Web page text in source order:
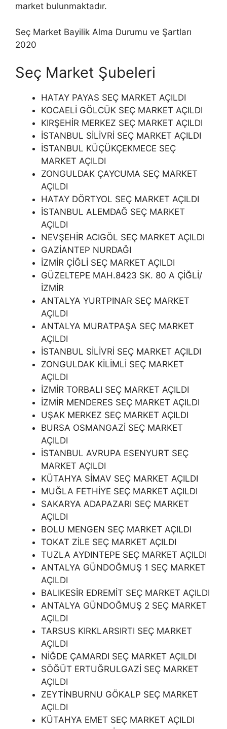
market bulunmaktadır.
Seç Market Bayilik Alma Durumu ve Şartları
2020
Seç Market Şubeleri
HATAY PAYAS SEÇ MARKET AÇILDI
KOCAELİ GÖLCÜK SEÇ MARKET AÇILDI
KIRŞEHİR MERKEZ SEÇ MARKET AÇILDI
İSTANBUL SİLİVRİ SEÇ MARKET AÇILDI
İSTANBUL KÜÇÜKÇEKMECE SEÇ
MARKET AÇILDI
ZONGULDAK ÇAYCUMA SEÇ MARKET
AÇILDI
HATAY DÖRTYOL SEÇ MARKET AÇILDI
İSTANBUL ALEMDAĞ SEÇ MARKET
AÇILDI
NEVŞEHİR ACIGÖL SEÇ MARKET AÇILDI
GAZİANTEP NURDAĞI
İZMİR ÇİĞLİ SEÇ MARKET AÇILDI
GÜZELTEPE MAH.8423 SK. 80 A ÇİĞLİ/
İZMİR
ANTALYA YURTPINAR SEÇ MARKET
AÇILDI
ANTALYA MURATPAŞA SEÇ MARKET
AÇILDI
İSTANBUL SİLİVRİ SEÇ MARKET AÇILDI
ZONGULDAK KİLİMLİ SEÇ MARKET
AÇILDI
İZMİR TORBALI SEÇ MARKET AÇILDI
İZMİR MENDERES SEÇ MARKET AÇILDI
UŞAK MERKEZ SEÇ MARKET AÇILDI
BURSA OSMANGAZİ SEÇ MARKET
AÇILDI
İSTANBUL AVRUPA ESENYURT SEÇ
MARKET AÇILDI
KÜTAHYA SİMAV SEÇ MARKET AÇILDI
MUĞLA FETHİYE SEÇ MARKET AÇILDI
SAKARYA ADAPAZARI SEÇ MARKET
AÇILDI
BOLU MENGEN SEÇ MARKET AÇILDI
TOKAT ZİLE SEÇ MARKET AÇILDI
TUZLA AYDINTEPE SEÇ MARKET AÇILDI
ANTALYA GÜNDOĞMUŞ 1 SEÇ MARKET
AÇILDI
BALIKESİR EDREMİT SEÇ MARKET AÇILDI
ANTALYA GÜNDOĞMUŞ 2 SEÇ MARKET
AÇILDI
TARSUS KIRKLARSIRTI SEÇ MARKET
AÇILDI
NİĞDE ÇAMARDI SEÇ MARKET AÇILDI
SÖĞÜT ERTUĞRULGAZİ SEÇ MARKET
AÇILDI
ZEYTİNBURNU GÖKALP SEÇ MARKET
AÇILDI
KÜTAHYA EMET SEÇ MARKET AÇILDI